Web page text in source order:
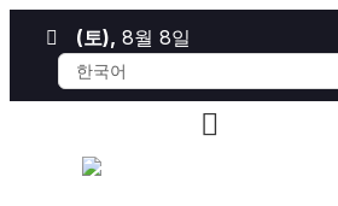
(토), 8월 8일